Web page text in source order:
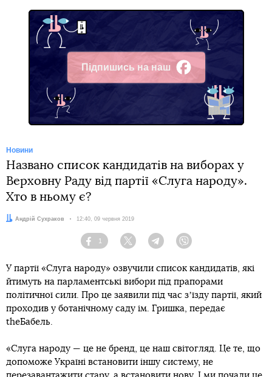
Підпишись на наш
Facebook
Новини
Названо список кандидатів на виборах у
Верховну Раду від партії «Слуга народу».
Хто в ньому є?
Автор:
Андрій Сухраков Дата:
12:40, 09 червня 2019
Facebook
1
Twitter TelegramViber
У партії «Слуга народу» озвучили список кандидатів, які
йтимуть на парламентські вибори під прапорами
політичної сили. Про це заявили під час зʼїзду партії, який
проходив у ботанічному саду ім. Гришка, передає
theБабель.
«Слуга народу — це не бренд, це наш світогляд. Це те, що
допоможе Україні встановити іншу систему, не